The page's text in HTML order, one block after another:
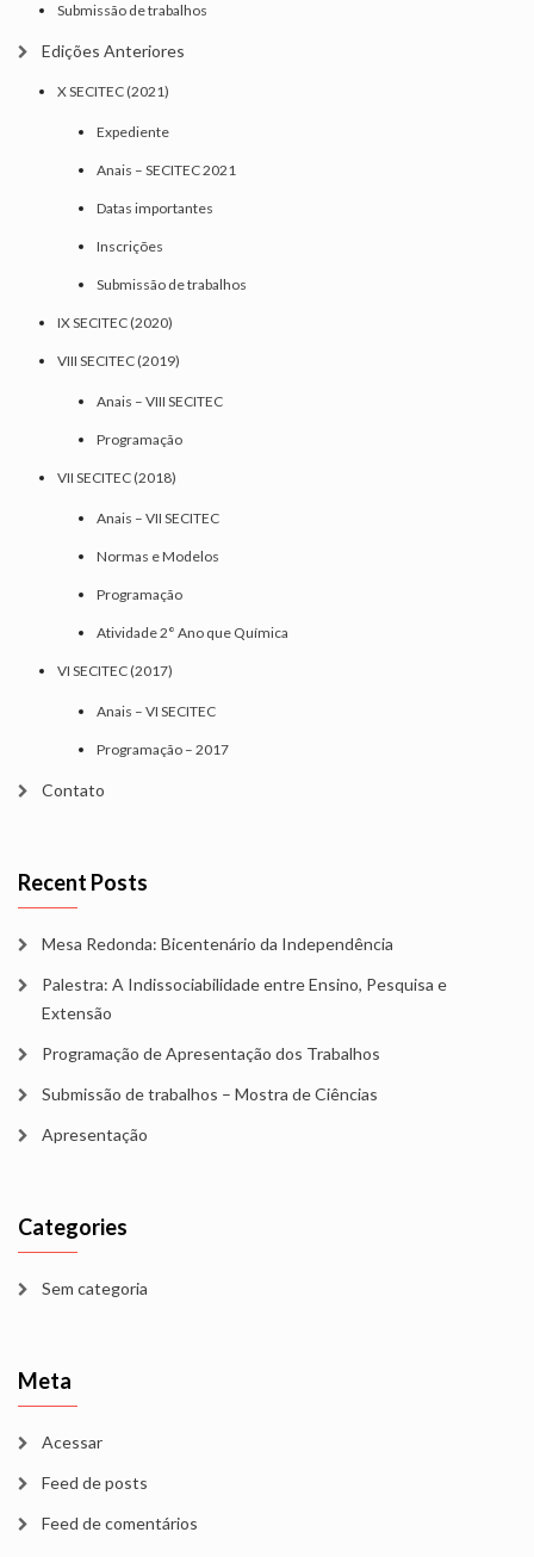
Submissão de trabalhos
Edições Anteriores
X SECITEC (2021)
Expediente
Anais – SECITEC 2021
Datas importantes
Inscrições
Submissão de trabalhos
IX SECITEC (2020)
VIII SECITEC (2019)
Anais – VIII SECITEC
Programação
VII SECITEC (2018)
Anais – VII SECITEC
Normas e Modelos
Programação
Atividade 2° Ano que Química
VI SECITEC (2017)
Anais – VI SECITEC
Programação – 2017
Contato
Recent Posts
Mesa Redonda: Bicentenário da Independência
Palestra: A Indissociabilidade entre Ensino, Pesquisa e
Extensão
Programação de Apresentação dos Trabalhos
Submissão de trabalhos – Mostra de Ciências
Apresentação
Categories
Sem categoria
Meta
Acessar
Feed de posts
Feed de comentários